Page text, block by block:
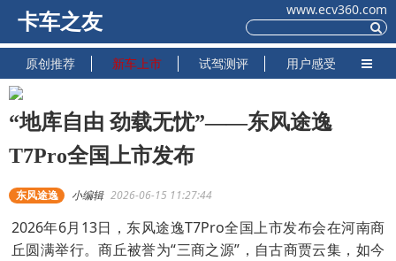
卡车之友
www.ecv360.com
原创推荐 新车上市 试驾测评 用户感受
“地库自由 劲载无忧”——东风途逸
T7Pro全国上市发布
东风途逸 小编辑 2026-06-15 11:27:44
2026年6月13日，东风途逸T7Pro全国上市发布会在河南商
丘圆满举行。商丘被誉为“三商之源”，自古商贾云集，如今